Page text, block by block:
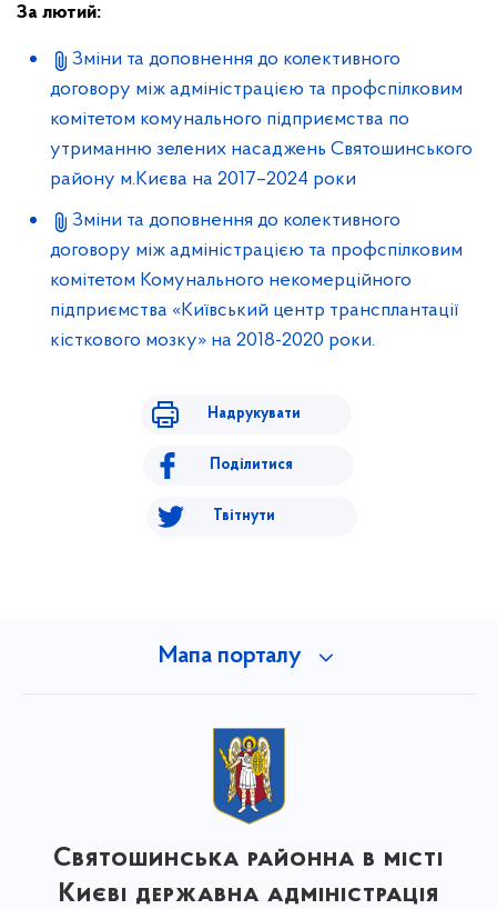
За лютий:
Зміни та доповнення до колективного
договору між адміністрацією та профспілковим
комітетом комунального підприємства по
утриманню зелених насаджень Святошинського
району м.Києва на 2017–2024 роки
Зміни та доповнення до колективного
договору між адміністрацією та профспілковим
комітетом Комунального некомерційного
підприємства «Київський центр трансплантації
кісткового мозку» на 2018-2020 роки.
Надрукувати
Поділитися
Твітнути
Мапа порталу
Святошинська районна в місті
Києві державна адміністрація